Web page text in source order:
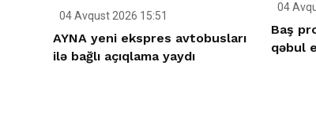
04 Avqust 2026 15:51
AYNA yeni ekspres avtobusları
ilə bağlı açıqlama yaydı
04
Baş
qəbul